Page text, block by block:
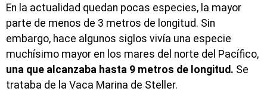
En la actualidad quedan pocas especies, la mayor
parte de menos de 3 metros de longitud. Sin
embargo, hace algunos siglos vivía una especie
muchísimo mayor en los mares del norte del Pacífico,
una que alcanzaba hasta 9 metros de longitud. Se
trataba de la Vaca Marina de Steller.